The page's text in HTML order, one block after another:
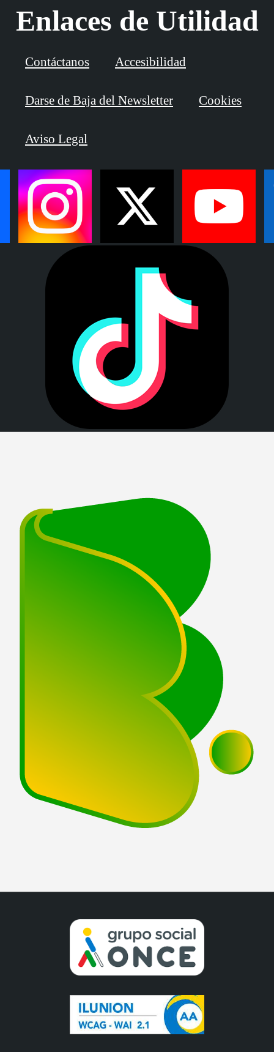
Enlaces de Utilidad
Contáctanos Accesibilidad
Darse de Baja del Newsletter Cookies
Aviso Legal